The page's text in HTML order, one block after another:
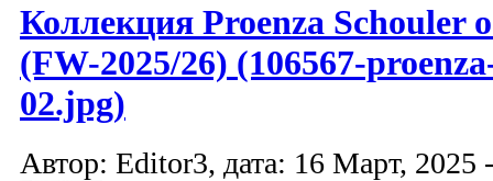
Коллекция Proenza Schouler
(FW-2025/26) (106567-
02.jpg)
Автор: Editor3, дата: 16 Март, 2025